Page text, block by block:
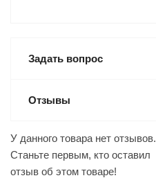
Задать вопрос
Отзывы
У данного товара нет отзывов.
Станьте первым, кто оставил
отзыв об этом товаре!